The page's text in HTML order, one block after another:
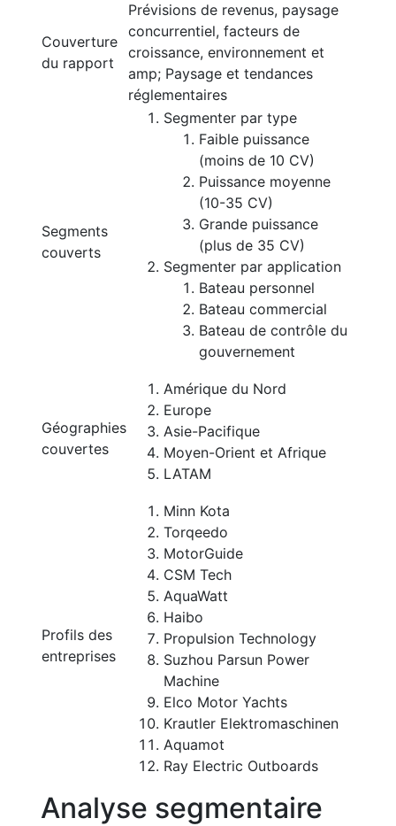
Couverture
du rapport
Prévisions de revenus, paysage
concurrentiel, facteurs de
croissance, environnement et
amp; Paysage et tendances
réglementaires
Segments
couverts
Segmenter par type
Faible puissance
(moins de 10 CV)
Puissance moyenne
(10-35 CV)
Grande puissance
(plus de 35 CV)
Segmenter par application
Bateau personnel
Bateau commercial
Bateau de contrôle du
gouvernement
Géographies
couvertes
Amérique du Nord
Europe
Asie-Pacifique
Moyen-Orient et Afrique
LATAM
Profils des
entreprises
Minn Kota
Torqeedo
MotorGuide
CSM Tech
AquaWatt
Haibo
Propulsion Technology
Suzhou Parsun Power
Machine
Elco Motor Yachts
Krautler Elektromaschinen
Aquamot
Ray Electric Outboards
Analyse segmentaire